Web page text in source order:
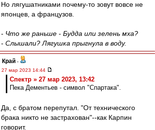
Но лягушатниками почему-то зовут вовсе не
японцев, а французов.
- Что же раньше - Будда или зелень мха?
- Слышали? Лягушка прыгнула в воду.
Край -
27 мар 2023 14:44
Спектр » 27 мар 2023, 13:42
Пека Дементьев - символ "Спартака".
Да, с братом перепутал. "От технического
брака никто не застрахован"--как Карпин
говорит.